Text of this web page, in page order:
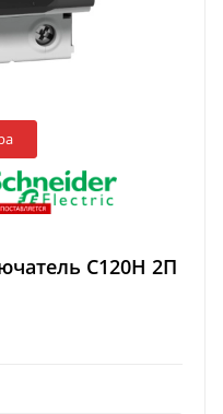
C120H 2П